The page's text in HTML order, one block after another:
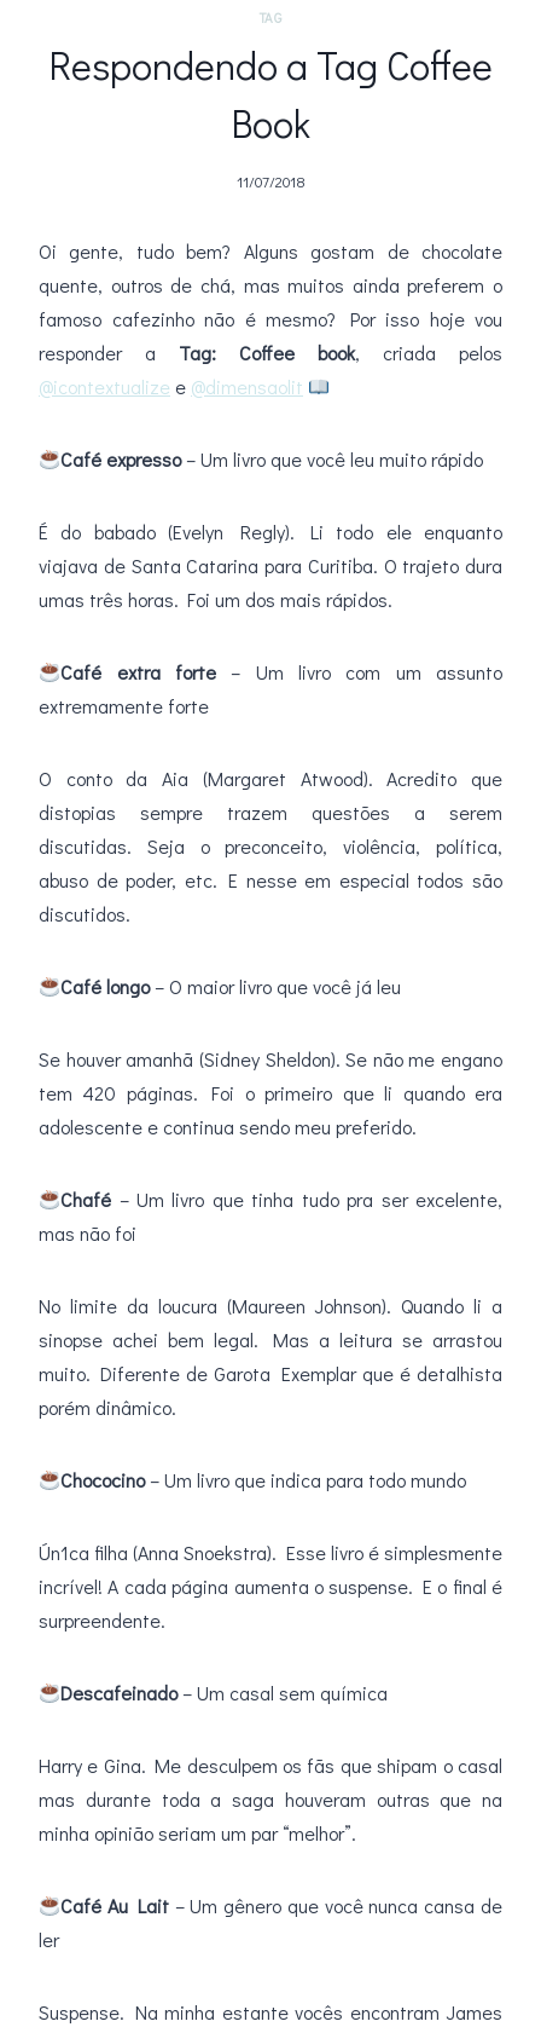
TAG
Respondendo a Tag Coffee
Book
11/07/2018
Oi gente, tudo bem? Alguns gostam de chocolate
quente, outros de chá, mas muitos ainda preferem o
famoso cafezinho não é mesmo? Por isso hoje vou
responder a Tag: Coffee book, criada pelos
@icontextualize e @dimensaolit
Café expresso– Um livro que você leu muito rápido
É do babado (Evelyn Regly). Li todo ele enquanto
viajava de Santa Catarina para Curitiba. O trajeto dura
umas três horas. Foi um dos mais rápidos.
Café extra forte– Um livro com um assunto
extremamente forte
O conto da Aia (Margaret Atwood). Acredito que
distopias sempre trazem questões a serem
discutidas. Seja o preconceito, violência, política,
abuso de poder, etc. E nesse em especial todos são
discutidos.
Café longo– O maior livro que você já leu
Se houver amanhã (Sidney Sheldon). Se não me engano
tem 420 páginas. Foi o primeiro que li quando era
adolescente e continua sendo meu preferido.
Chafé – Um livro que tinha tudo pra ser excelente,
mas não foi
No limite da loucura (Maureen Johnson). Quando li a
sinopse achei bem legal. Mas a leitura se arrastou
muito. Diferente de Garota Exemplar que é detalhista
porém dinâmico.
Chococino– Um livro que indica para todo mundo
Ún1ca filha (Anna Snoekstra). Esse livro é simplesmente
incrível! A cada página aumenta o suspense. E o final é
surpreendente.
Descafeinado– Um casal sem química
Harry e Gina. Me desculpem os fãs que shipam o casal
mas durante toda a saga houveram outras que na
minha opinião seriam um par “melhor”.
Café Au Lait– Um gênero que você nunca cansa de
ler
Suspense. Na minha estante vocês encontram James